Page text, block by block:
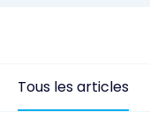
Tous les articles